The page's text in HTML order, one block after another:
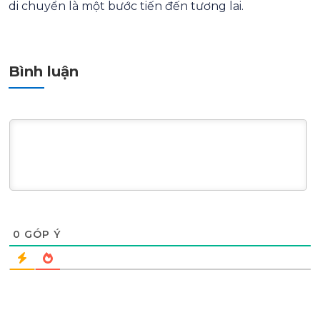
di chuyển là một bước tiến đến tương lai.
Bình luận
0 GÓP Ý